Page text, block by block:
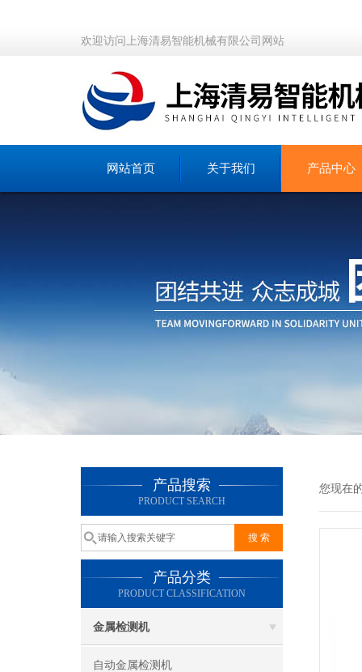
欢迎访问上海清易智能机械有限公司网站
网站首页 关于我们 产品中心
产品搜索
PRODUCT SEARCH
产品分类
PRODUCT CLASSIFICATION
金属检测机
自动金属检测机
您现在